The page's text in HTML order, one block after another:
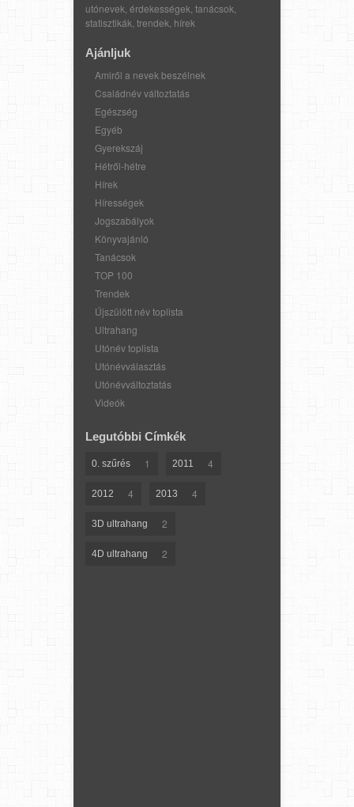
utónevek, érdekességek, tanácsok,
statisztikák, trendek, hírek
Ajánljuk
Amiről a nevek beszélnek
Családnév változtatás
Egészség
Egyéb
Gyerekszáj
Hétről-hétre
Hírek
Hírességek
Jogszabályok
Könyvajánló
Tanácsok
TOP 100
Trendek
Újszülött név toplista
Ultrahang
Utónév toplista
Utónévválasztás
Utónévváltoztatás
Videók
Legutóbbi Címkék
0. szűrés 1 2011 4
2012 4 2013 4
3D ultrahang 2
4D ultrahang 2